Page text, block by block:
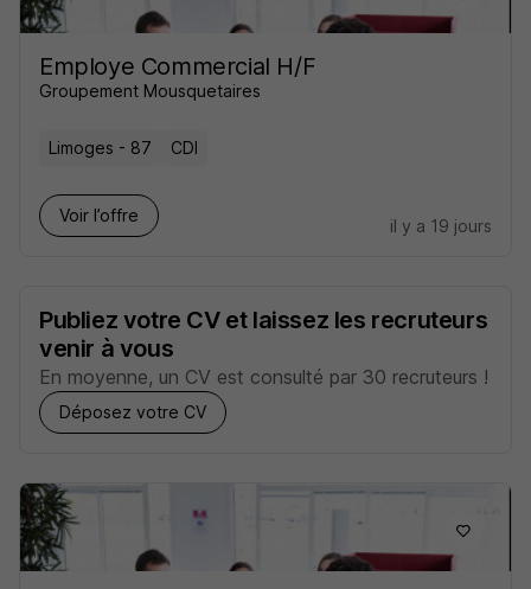
Employe Commercial H/F
Groupement Mousquetaires
Limoges - 87 CDI
Voir l’offre
il y a 19 jours
Publiez votre CV et laissez les recruteurs
venir à vous
En moyenne, un CV est consulté par 30 recruteurs !
Déposez votre CV